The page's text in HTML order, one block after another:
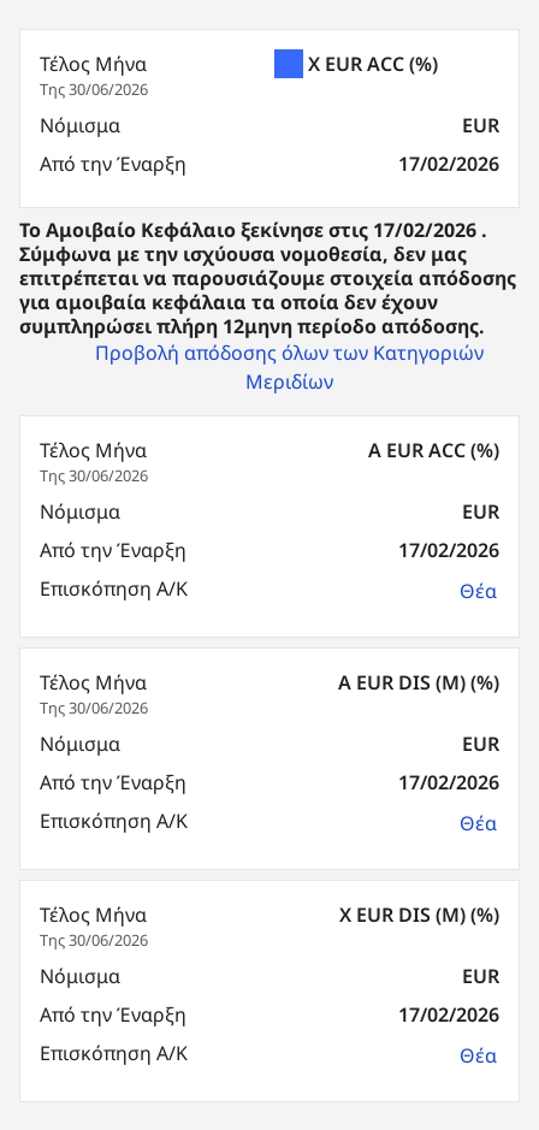
Τέλος Μήνα
Της 30/06/2026
X EUR ACC(%)
Νόμισμα
EUR
Από την Έναρξη
17/02/2026
To Aμοιβαίο Κεφάλαιο ξεκίνησε στις 17/02/2026 .
Σύμφωνα με την ισχύουσα νομοθεσία, δεν μας
επιτρέπεται να παρουσιάζουμε στοιχεία απόδοσης
για αμοιβαία κεφάλαια τα οποία δεν έχουν
συμπληρώσει πλήρη 12μηνη περίοδο απόδοσης.
Προβολή απόδοσης όλων των Κατηγοριών
Μεριδίων
Τέλος Μήνα
Της 30/06/2026
A EUR ACC (%)
Νόμισμα
EUR
Από την Έναρξη
17/02/2026
Επισκόπηση Α/Κ
Θέα
Τέλος Μήνα
Της 30/06/2026
A EUR DIS (M) (%)
Νόμισμα
EUR
Από την Έναρξη
17/02/2026
Επισκόπηση Α/Κ
Θέα
Τέλος Μήνα
Της 30/06/2026
X EUR DIS (M) (%)
Νόμισμα
EUR
Από την Έναρξη
17/02/2026
Επισκόπηση Α/Κ
Θέα